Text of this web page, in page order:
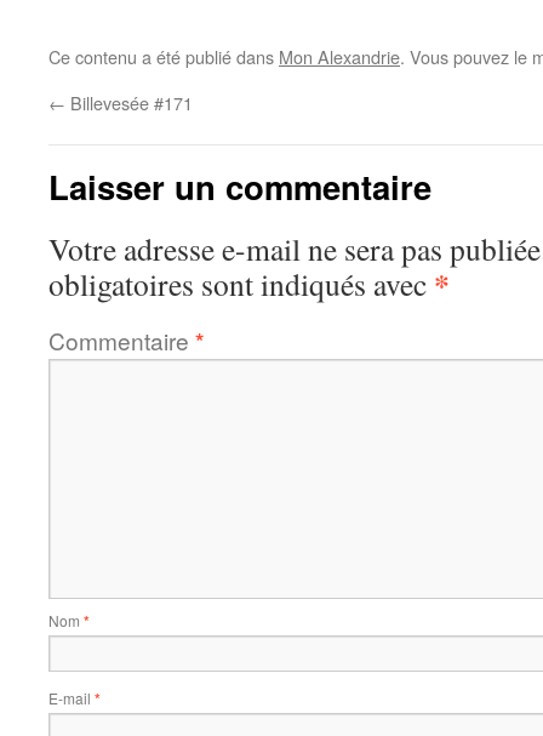
Ce contenu a été publié dans Mon Alexandrie. Vous pouvez le
← Billevesée #171
Laisser un commentaire
Votre adresse e-mail ne sera pas
obligatoires sont indiqués avec *
Commentaire *
Nom *
E-mail *